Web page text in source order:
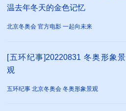
温去年冬天的金色记忆
北京冬奥会 官方电影 一起向未来
[五环纪事]20220831 冬奥形象景
观
五环纪事 北京冬奥会 冬奥形象景观